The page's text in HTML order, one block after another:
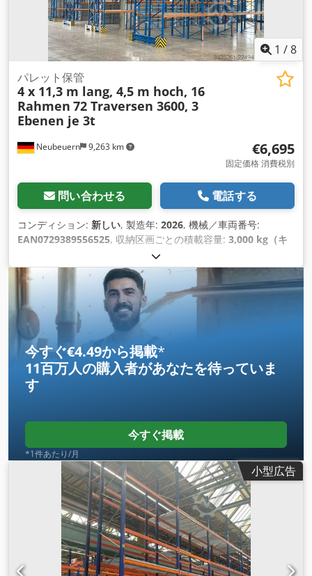
1 /8
Neubeuern 9,263 km
パレット保管
4 x 11,3 m lang, 4,5 m hoch, 16
Rahmen 72 Traversen 3600, 3
Ebenen je 3t
€6,695
固定価格 消費税別
問い合わせる 電話する
コンディション: 新しい, 製造年: 2026, 機械／車両番号:
EAN0729389556525, 収納区画ごとの積載容量: 3,000 kg（キ
, 全高:
たりの最大荷重:3,000 kg（キログラム）, 棚の列数:4, フレー
ム高さ:
, クリアスパン: 3,600 mm, 支柱間のクリア
, フレーム幅:1,100 mm, 棚の高さ:
mm, 棚の長さ: 44,800 mm, サポート長さ:
今すぐ€4.49から掲載*
11百万人の購入者があなたを待っていま
す
今すぐ掲載
*1件あたり/月
小型広告